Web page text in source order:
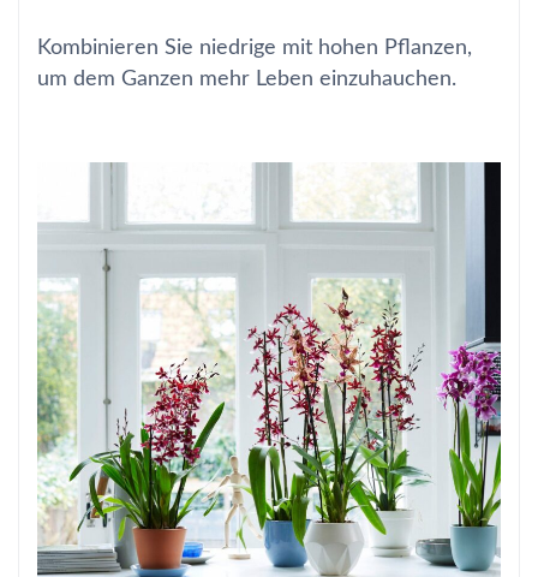
Kombinieren Sie niedrige mit hohen Pflanzen,
um dem Ganzen mehr Leben einzuhauchen.